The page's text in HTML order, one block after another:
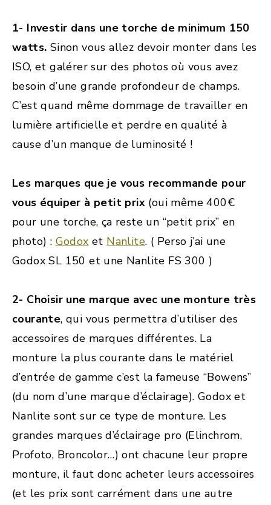
1- Investir dans une torche de minimum 150
watts. Sinon vous allez devoir monter dans les
ISO, et galérer sur des photos où vous avez
besoin d’une grande profondeur de champs.
C’est quand même dommage de travailler en
lumière artificielle et perdre en qualité à
cause d’un manque de luminosité !
Les marques que je vous recommande pour
vous équiper à petit prix (oui même 400€
pour une torche, ça reste un “petit prix” en
photo) : Godox et Nanlite. ( Perso j’ai une
Godox SL 150 et une Nanlite FS 300 )
2- Choisir une marque avec une monture très
courante, qui vous permettra d’utiliser des
accessoires de marques différentes. La
monture la plus courante dans le matériel
d’entrée de gamme c’est la fameuse “Bowens”
(du nom d’une marque d’éclairage). Godox et
Nanlite sont sur ce type de monture. Les
grandes marques d’éclairage pro (Elinchrom,
Profoto, Broncolor…) ont chacune leur propre
monture, il faut donc acheter leurs accessoires
(et les prix sont carrément dans une autre